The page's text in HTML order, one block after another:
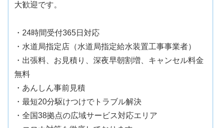
大歓迎です。
・24時間受付365日対応
・水道局指定店（水道局指定給水装置工事事業者）
・出張料、お見積り、深夜早朝割増、キャンセル料金
無料
・あんしん事前見積
・最短20分駆けつけでトラブル解決
・全国38拠点の広域サービス対応エリア